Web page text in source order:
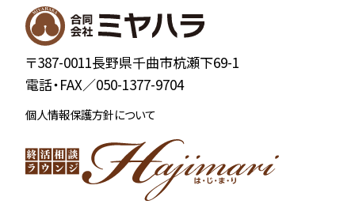
〒387-0011長野県千曲市杭瀬下69-1
電話・FAX／050-1377-9704
個人情報保護方針について